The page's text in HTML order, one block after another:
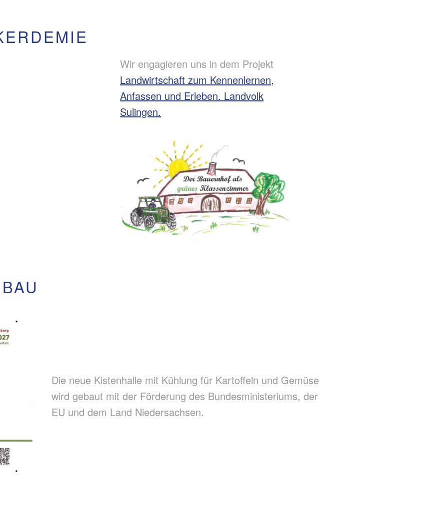
Wir engagieren uns in dem Projekt
Landwirtschaft zum Kennenlernen,
Anfassen und Erleben. Landvolk
Sulingen.
Die neue Kistenhalle mit Kühlung für Kartoffeln und Gemüse
wird gebaut mit der Förderung des Bundesministeriums, der
EU und dem Land Niedersachsen.